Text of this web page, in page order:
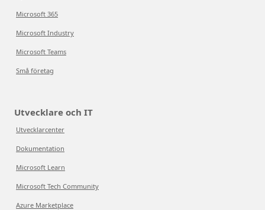
Microsoft 365
Microsoft Industry
Microsoft Teams
Små företag
Utvecklare och IT
Utvecklarcenter
Dokumentation
Microsoft Learn
Microsoft Tech Community
Azure Marketplace